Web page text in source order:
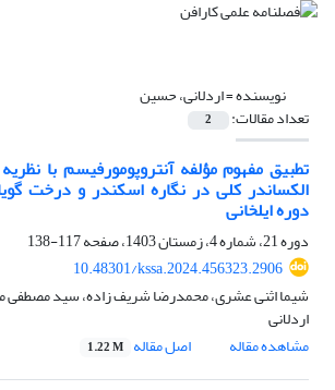
نویسنده =اردلانی، حسین
تعداد مقالات: 2
تطبیق مفهوم مؤلفه آنتروپومورفیسم با
الکساندر کلی در نگاره‌ اسکندر و درخت
دوره ایلخانی
دوره 21، شماره 4، زمستان 1403، صفحه
117-138
10.48301/kssa.2024.456323.2906
شیما اثنی عشری، محمدرضا شریف زاده، سید مصطفی
اردلانی
مشاهده مقاله
اصل مقاله 1.22 M